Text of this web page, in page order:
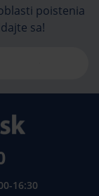
poistenia
sa!
16:30